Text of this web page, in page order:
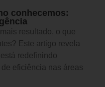
conhecemos:
resultado, o que
Este artigo revela
redefinindo
eficiência nas áreas